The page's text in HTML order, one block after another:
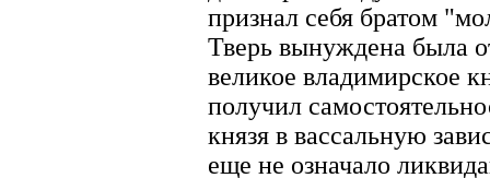
признал себя братом
Тверь вынуждена была
великое владимирское
получил
князя в вассальную
еще не означало